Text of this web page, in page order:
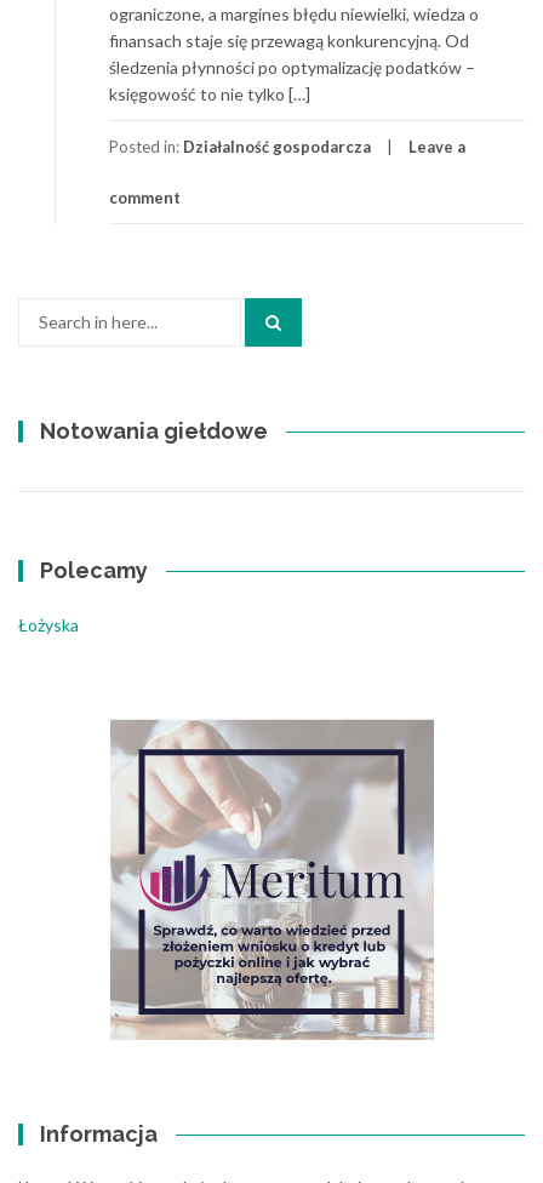
ograniczone, a margines błędu niewielki, wiedza o
finansach staje się przewagą konkurencyjną. Od
śledzenia płynności po optymalizację podatków –
księgowość to nie tylko […]
Posted in: Działalność gospodarcza Leave a
comment
Notowania giełdowe
Polecamy
Łożyska
Informacja